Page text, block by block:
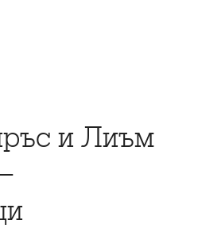
и Лиъм